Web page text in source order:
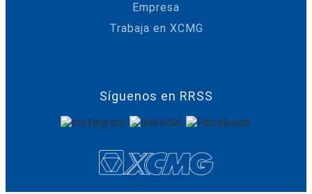
Empresa
Trabaja en XCMG
Síguenos en RRSS